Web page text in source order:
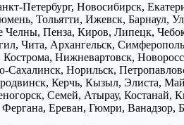
Петербург, Новосибирск,
Тольятти, Ижевск, Барнаул,
Пенза, Киров, Липецк,
Чита, Архангельск,
Нижневартовск,
Норильск,
Керчь, Кызыл, Элиста,
Семей, Атырау, Костанай,
Ереван, Гюмри,